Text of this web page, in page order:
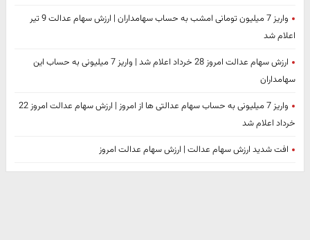
واریز 7 میلیون تومانی امشب به حساب سهامداران | ارزش سهام عدالت 9 تیر
اعلام شد
ارزش سهام عدالت امروز 28 خرداد اعلام شد | واریز 7 میلیونی به حساب این
سهامداران
واریز 7 میلیونی به حساب سهام عدالتی ها از امروز | ارزش سهام عدالت امروز 22
خرداد اعلام شد
افت شدید ارزش سهام عدالت | ارزش سهام عدالت امروز